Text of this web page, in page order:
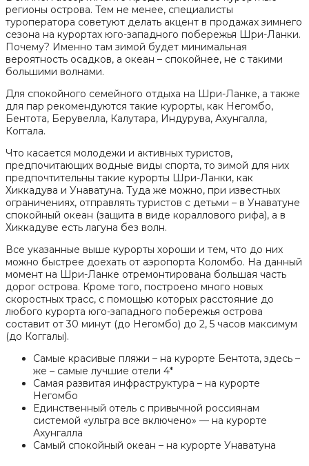
регионы острова. Тем не менее, специалисты
туроператора советуют делать акцент в продажах зимнего
сезона на курортах юго-западного побережья Шри-Ланки.
Почему? Именно там зимой будет минимальная
вероятность осадков, а океан – спокойнее, не с такими
большими волнами.
Для спокойного семейного отдыха на Шри-Ланке, а также
для пар рекомендуются такие курорты, как Негомбо,
Бентота, Берувелла, Калутара, Индурува, Ахунгалла,
Коггала.
Что касается молодежи и активных туристов,
предпочитающих водные виды спорта, то зимой для них
предпочтительны такие курорты Шри-Ланки, как
Хиккадува и Унаватуна. Туда же можно, при известных
ограничениях, отправлять туристов с детьми – в Унаватуне
спокойный океан (защита в виде кораллового рифа), а в
Хиккадуве есть лагуна без волн.
Все указанные выше курорты хороши и тем, что до них
можно быстрее доехать от аэропорта Коломбо. На данный
момент на Шри-Ланке отремонтирована большая часть
дорог острова. Кроме того, построено много новых
скоростных трасс, с помощью которых расстояние до
любого курорта юго-западного побережья острова
составит от 30 минут (до Негомбо) до 2, 5 часов максимум
(до Коггалы).
Самые красивые пляжи – на курорте Бентота, здесь –
же – самые лучшие отели 4*
Самая развитая инфраструктура – на курорте
Негомбо
Единственный отель с привычной россиянам
системой «ультра все включено» — на курорте
Ахунгалла
Самый спокойный океан – на курорте Унаватуна